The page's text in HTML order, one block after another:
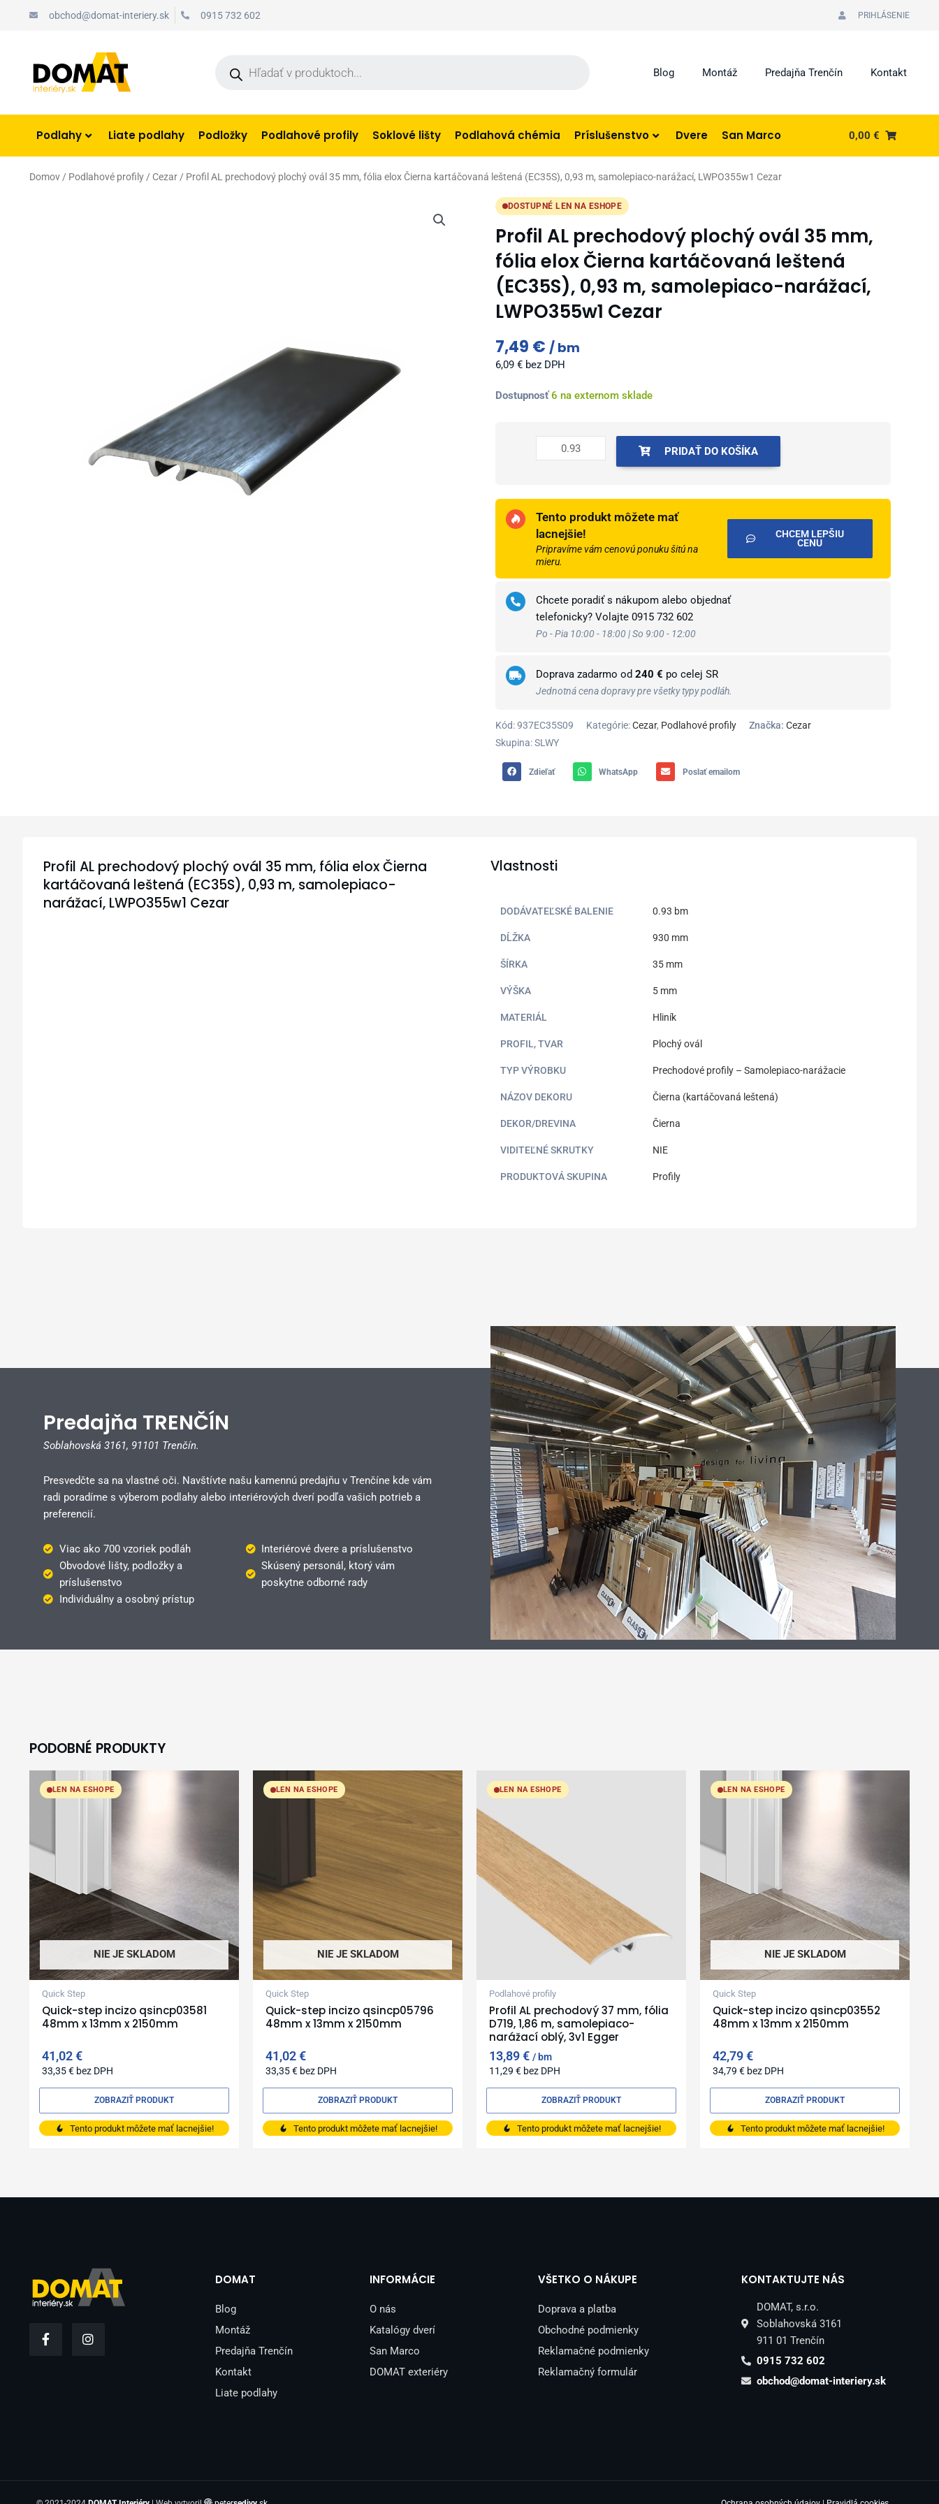
obchod@domat-interiery.sk 0915 732 602 PRIHLÁSENIE
Blog Montáž Predajňa Trenčín Kontakt
Podlahy Liate podlahy Podložky Podlahové profily Soklové lišty Podlahová chémia Príslušenstvo Dvere San Marco 0,00€
Domov / Podlahové profily / Cezar / Profil AL prechodový plochý ovál 35 mm, fólia elox Čierna kartáčovaná leštená (EC35S), 0,93 m, samolepiaco-narážací, LWPO355w1 Cezar
DOSTUPNÉ LEN NA ESHOPE
Profil AL prechodový plochý ovál 35 mm,
fólia elox Čierna kartáčovaná leštená
(EC35S), 0,93 m, samolepiaco-narážací,
LWPO355w1 Cezar
7,49 € bm
6,09 € bez DPH
Dostupnosť 6 na externom sklade
množstvo
prechodový
plochý
mm,
fólia
Čierna
kartáčovaná
leštená
(EC35S),
samolepiaco-
narážací,
LWPO355w1
PRIDAŤ DO KOŠÍKA
Tento produkt môžete mať
lacnejšie!
Pripravíme vám cenovú ponuku šitú na
mieru.
CHCEM LEPŠIU
CENU
Chcete poradiť s nákupom alebo objednať
telefonicky? Volajte 0915 732 602
Po - Pia 10:00 - 18:00 | So 9:00 - 12:00
Doprava zadarmo od 240 € po celej SR
Jednotná cena dopravy pre všetky typy podláh.
Kód:937EC35S09 Kategórie:Cezar, Podlahové profily Značka: Cezar
Skupina: SLWY
Zdieľať WhatsApp Poslať emailom
Profil AL prechodový plochý ovál 35 mm, fólia elox Čierna
kartáčovaná leštená (EC35S), 0,93 m, samolepiaco-
narážací, LWPO355w1 Cezar
Vlastnosti
DODÁVATEĽSKÉ BALENIE 0.93 bm
DĹŽKA 930 mm
ŠÍRKA 35 mm
VÝŠKA 5 mm
MATERIÁL Hliník
PROFIL, TVAR Plochý ovál
TYP VÝROBKU Prechodové profily – Samolepiaco-narážacie
NÁZOV DEKORU Čierna (kartáčovaná leštená)
DEKOR/DREVINA Čierna
VIDITEĽNÉ SKRUTKY NIE
PRODUKTOVÁ SKUPINA Profily
Predajňa TRENČÍN
Soblahovská 3161, 91101 Trenčín.
Presvedčte sa na vlastné oči. Navštívte našu kamennú predajňu v Trenčíne kde vám
radi poradíme s výberom podlahy alebo interiérových dverí podľa vašich potrieb a
preferencií.
Viac ako 700 vzoriek podláh
Interiérové dvere a príslušenstvo
Obvodové lišty, podložky a
príslušenstvo
Skúsený personál, ktorý vám
poskytne odborné rady
Individuálny a osobný prístup
PODOBNÉ PRODUKTY
LEN NA ESHOPE
NIE JE SKLADOM
Quick Step
Quick-step incizo qsincp03581
48mm x 13mm x 2150mm
41,02€
33,35€ bez DPH
Tento produkt môžete mať lacnejšie!
ZOBRAZIŤ PRODUKT
LEN NA ESHOPE
NIE JE SKLADOM
Quick Step
Quick-step incizo qsincp05796
48mm x 13mm x 2150mm
41,02€
33,35€ bez DPH
Tento produkt môžete mať lacnejšie!
ZOBRAZIŤ PRODUKT
LEN NA ESHOPE
Podlahové profily
Profil AL prechodový 37 mm, fólia
D719, 1,86 m, samolepiaco-
narážací oblý, 3v1 Egger
13,89€ bm
11,29 € bez DPH
Tento produkt môžete mať lacnejšie!
ZOBRAZIŤ PRODUKT
LEN NA ESHOPE
NIE JE SKLADOM
Quick Step
Quick-step incizo qsincp03552
48mm x 13mm x 2150mm
42,79€
34,79 € bez DPH
Tento produkt môžete mať lacnejšie!
ZOBRAZIŤ PRODUKT
a
n
DOMAT
Blog
Montáž
Predajňa Trenčín
Kontakt
Liate podlahy
INFORMÁCIE
O nás
Katalógy dverí
San Marco
DOMAT exteriéry
VŠETKO O NÁKUPE
Doprava a platba
Obchodné podmienky
Reklamačné podmienky
Reklamačný formulár
KONTAKTUJTE NÁS
DOMAT, s.r.o.
Soblahovská 3161
911 01 Trenčín
0915 732 602
obchod@domat-interiery.sk